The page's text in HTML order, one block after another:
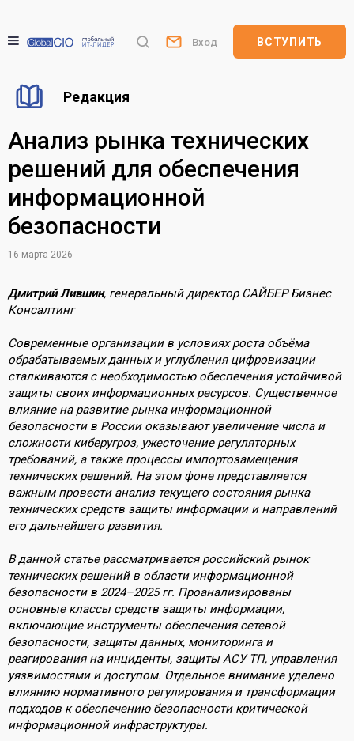
Вход ВСТУПИТЬ
Редакция
Анализ рынка технических
решений для обеспечения
информационной
безопасности
16 марта 2026
Дмитрий Лившин, генеральный директор САЙБЕР Бизнес
Консалтинг
Современные организации в условиях роста объёма
обрабатываемых данных и углубления цифровизации
сталкиваются с необходимостью обеспечения устойчивой
защиты своих информационных ресурсов. Существенное
влияние на развитие рынка информационной
безопасности в России оказывают увеличение числа и
сложности киберугроз, ужесточение регуляторных
требований, а также процессы импортозамещения
технических решений. На этом фоне представляется
важным провести анализ текущего состояния рынка
технических средств защиты информации и направлений
его дальнейшего развития.
В данной статье рассматривается российский рынок
технических решений в области информационной
безопасности в 2024–2025 гг. Проанализированы
основные классы средств защиты информации,
включающие инструменты обеспечения сетевой
безопасности, защиты данных, мониторинга и
реагирования на инциденты, защиты АСУ ТП, управления
уязвимостями и доступом. Отдельное внимание уделено
влиянию нормативного регулирования и трансформации
подходов к обеспечению безопасности критической
информационной инфраструктуры.